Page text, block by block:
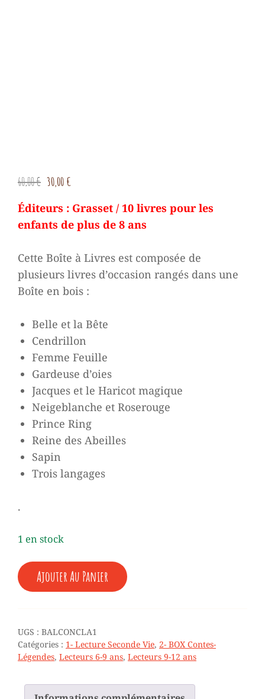
60,00€ Le
initial
était :
30,00 €
actuel
est :
Éditeurs : Grasset / 10 livres pour les
enfants de plus de 8 ans
Cette Boîte à Livres est composée de
plusieurs livres d’occasion rangés dans une
Boîte en bois :
Belle et la Bête
Cendrillon
Femme Feuille
Gardeuse d’oies
Jacques et le Haricot magique
Neigeblanche et Roserouge
Prince Ring
Reine des Abeilles
Sapin
Trois langages
.
1 en stock
QUANTITÉ
DE
♥
DIX
LIVRES
+
ANS
Ajouter Au Panier
UGS : BALCONCLA1
Catégories : 1- Lecture Seconde Vie, 2- BOX Contes-
Légendes, Lecteurs 6-9 ans, Lecteurs 9-12 ans